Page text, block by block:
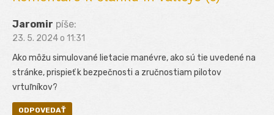
Jaromir píše:
23. 5. 2024 o 11:31
Ako môžu simulované lietacie manévre, ako sú tie uvedené na
stránke, prispieť k bezpečnosti a zručnostiam pilotov
vrtuľníkov?
ODPOVEDAŤ